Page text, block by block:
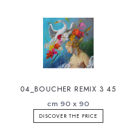
04_BOUCHER REMIX 3 45
cm 90 x 90
DISCOVER THE PRICE